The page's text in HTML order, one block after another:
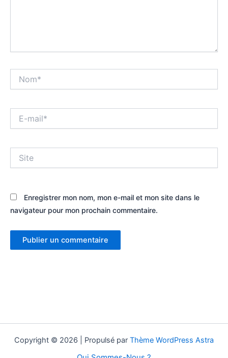
mail*
Enregistrer mon nom, mon e-mail et mon site dans le
navigateur pour mon prochain commentaire.
Copyright © 2026 | Propulsé par Thème WordPress Astra